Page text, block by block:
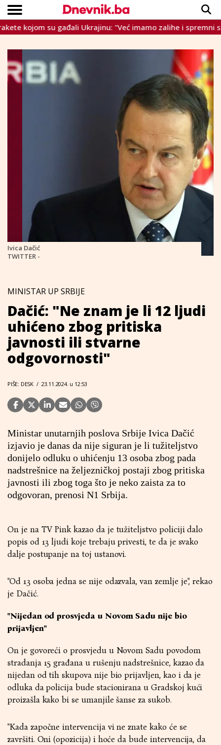
VIJESTI
SPORT
INTERVIEW
TEME
CRNA KRONIKA
LIFESTYLE
Copyright © Dnevnik.ba 2023.
su gađali Ukrajinu: "Već imamo zalihe i spremni smo
Ivica Dačić
TWITTER -
MINISTAR UP SRBIJE
Dačić: "Ne znam je li 12 ljudi
uhićeno zbog pritiska
javnosti ili stvarne
odgovornosti"
PIŠE: DESK / 23.11.2024. u 12:53
Ministar unutarnjih poslova Srbije Ivica Dačić
izjavio je danas da nije siguran je li tužiteljstvo
donijelo odluku o uhićenju 13 osoba zbog pada
nadstrešnice na željezničkoj postaji zbog pritiska
javnosti ili zbog toga što je neko zaista za to
odgovoran, prenosi N1 Srbija.
On je na TV Pink kazao da je tužiteljstvo policiji dalo
popis od 13 ljudi koje trebaju privesti, te da je svako
dalje postupanje na toj ustanovi.
"Od 13 osoba jedna se nije odazvala, van zemlje je", rekao
je Dačić.
"Nijedan od prosvjeda u Novom Sadu nije bio
prijavljen"
On je govoreći o prosvjedu u Novom Sadu povodom
stradanja 15 građana u rušenju nadstrešnice, kazao da
nijedan od tih skupova nije bio prijavljen, kao i da je
odluka da policija bude stacionirana u Gradskoj kući
proizašla kako bi se umanjile šanse za sukob.
"Kada započne intervencija vi ne znate kako će se
završiti. Oni (opozicija) i hoće da bude intervencija, da